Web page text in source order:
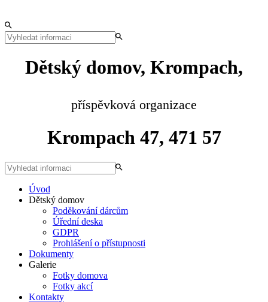
Dětský domov, Krompach,
příspěvková organizace
Krompach 47, 471 57
Úvod
Dětský domov
Poděkování dárcům
Úřední deska
GDPR
Prohlášení o přístupnosti
Dokumenty
Galerie
Fotky domova
Fotky akcí
Kontakty